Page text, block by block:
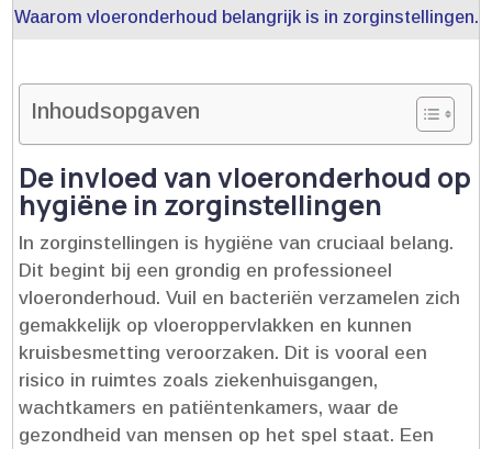
Waarom vloeronderhoud belangrijk is in zorginstellingen.​
Inhoudsopgaven
De invloed van vloeronderhoud op
hygiëne in zorginstellingen
In zorginstellingen is hygiëne van cruciaal belang.​
Dit begint bij een grondig en professioneel
vloeronderhoud.​ Vuil en bacteriën verzamelen zich
gemakkelijk op vloeroppervlakken en kunnen
kruisbesmetting veroorzaken.​ Dit is vooral een
risico in ruimtes zoals ziekenhuisgangen,
wachtkamers en patiëntenkamers, waar de
gezondheid van mensen op het spel staat.​ Een